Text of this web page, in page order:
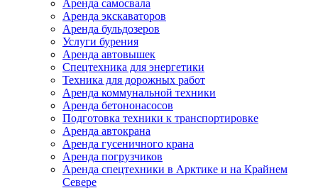
Аренда самосвала
Аренда экскаваторов
Аренда бульдозеров
Услуги бурения
Аренда автовышек
Спецтехника для энергетики
Техника для дорожных работ
Аренда коммунальной техники
Аренда бетононасосов
Подготовка техники к транспортировке
Аренда автокрана
Аренда гусеничного крана
Аренда погрузчиков
Аренда спецтехники в Арктике и на Крайнем
Севере